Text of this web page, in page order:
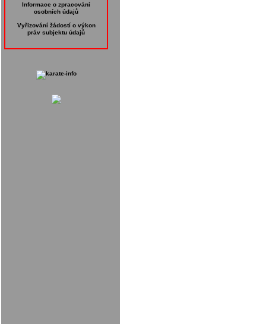
Informace o zpracování
osobních údajů
Vyřizování žádostí o výkon
práv subjektu údajů